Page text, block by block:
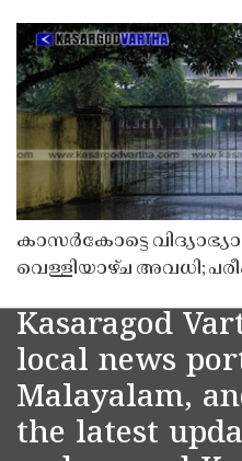
കാസർകോട്ടെ
വെള്ളിയാഴ്ച അവധി;
Kasaragod
local news
Malayalam,
the latest